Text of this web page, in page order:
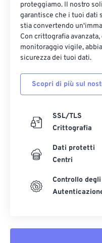
proteggiamo. Il nostro
garantisce che i tuoi dati
stia convertendo
Con crittografia
monitoraggio vigile,
sicurezza dei tuoi dati.
Scopri di più sul
SSL/TLS
Crittografia
Dati protetti
Centri
Controllo